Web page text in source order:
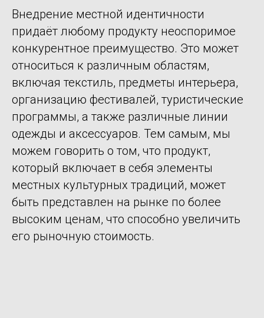
Внедрение местной идентичности
придаёт любому продукту неоспоримое
конкурентное преимущество. Это может
относиться к различным областям,
включая текстиль, предметы интерьера,
организацию фестивалей, туристические
программы, а также различные линии
одежды и аксессуаров. Тем самым, мы
можем говорить о том, что продукт,
который включает в себя элементы
местных культурных традиций, может
быть представлен на рынке по более
высоким ценам, что способно увеличить
его рыночную стоимость.